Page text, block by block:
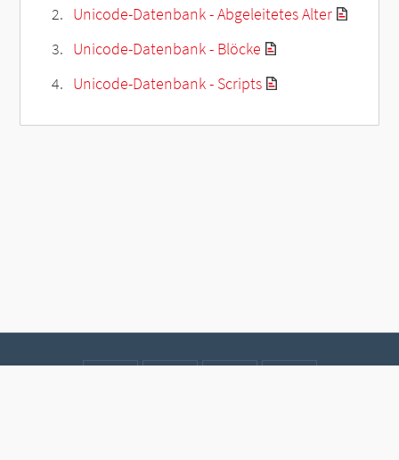
Unicode-Datenbank - Abgeleitetes Alter
Unicode-Datenbank - Blöcke
Unicode-Datenbank - Scripts